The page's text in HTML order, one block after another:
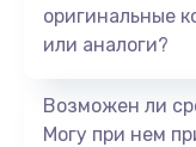
оригинальные
или аналоги?
Возможен ли
Могу при нем